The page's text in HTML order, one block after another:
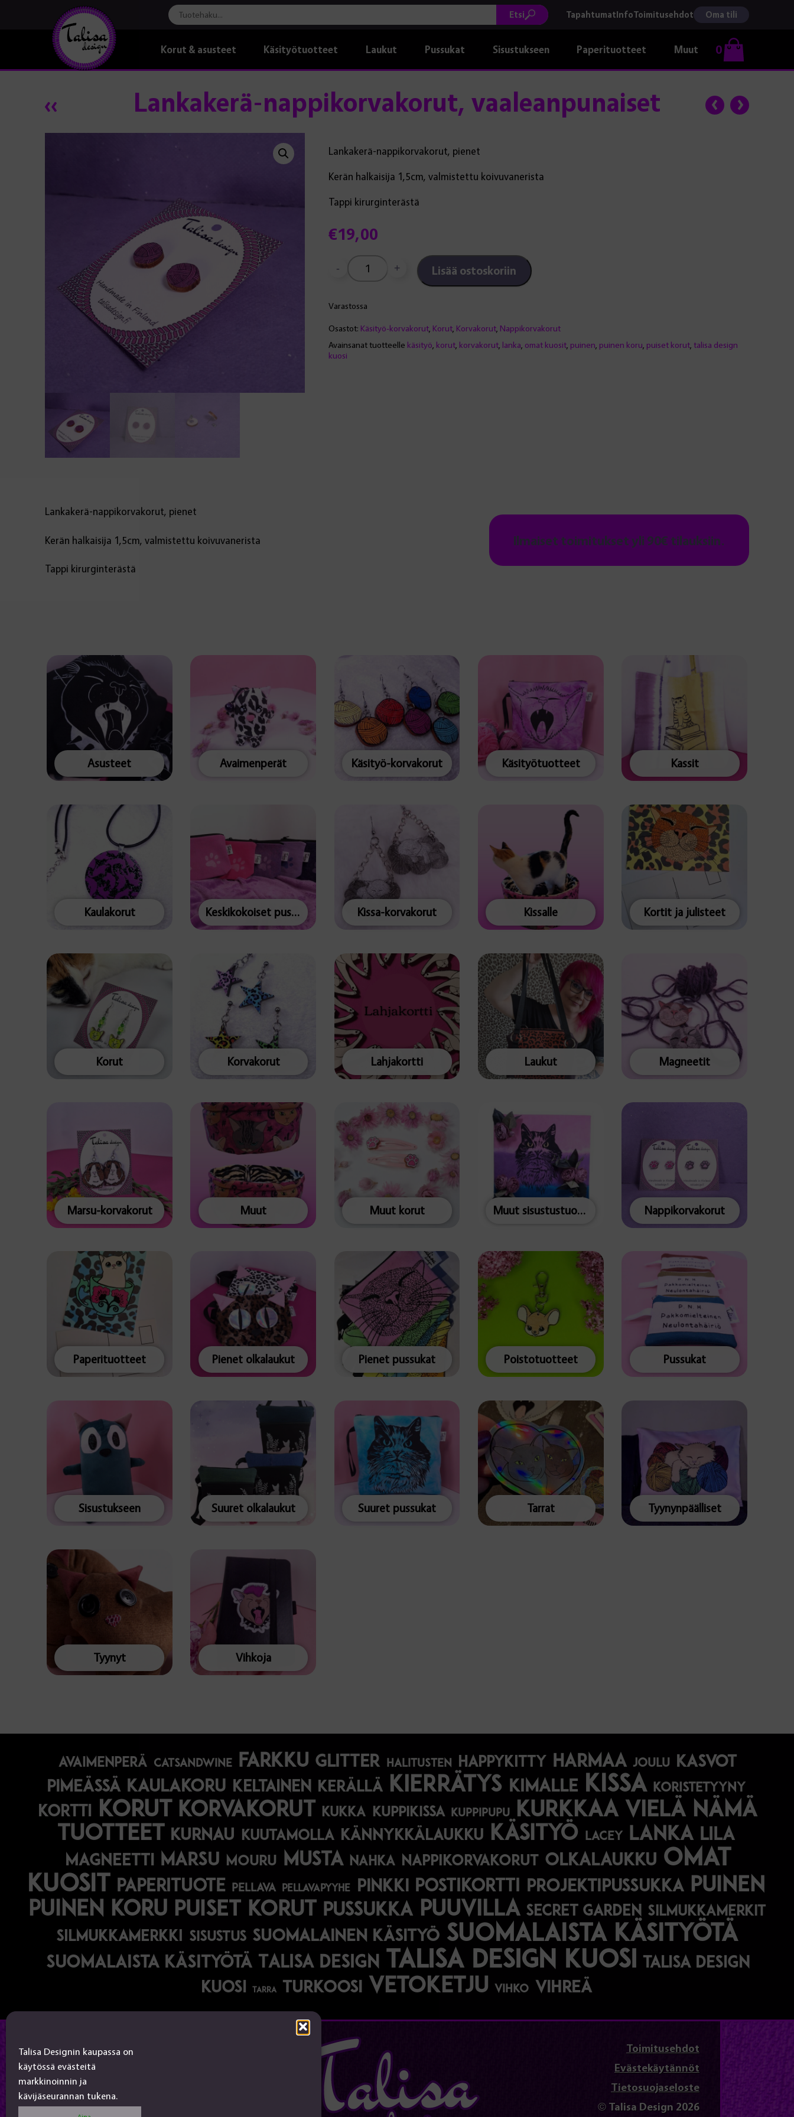
Talisa Designin kaupassa on
käytössä evästeitä
markkinoinnin ja
kävijäseurannan tukena.
Etsi TapahtumatInfoToimitusehdot Oma tili
Korut & asusteet Käsityötuotteet Laukut Pussukat Sisustukseen Paperituotteet Muut 0
Lankakerä-nappikorvakorut, vaaleanpunaiset
€19,00
Lankakerä-nappikorvakorut, pienet
Kerän halkaisija 1,5cm, valmistettu koivuvanerista
Tappi kirurginterästä
Varastossa
-
Lankakerä-
vaaleanpunaiset
+ Lisää ostoskoriin
Osastot: Käsityö-korvakorut, Korut, Korvakorut, Nappikorvakorut
Avainsanat tuotteelle käsityö, korut, korvakorut, lanka, omat kuosit, puinen, puinen koru, puiset korut, talisa design
kuosi
Lankakerä-nappikorvakorut, pienet
Kerän halkaisija 1,5cm, valmistettu koivuvanerista
Tappi kirurginterästä
Ilmaiset toimitukset yli 90€ tilauksiin.
Asusteet Avaimenperät Käsityö-korvakorut Käsityötuotteet Kassit
Kaulakorut Keskikokoiset pussukat Kissa-korvakorut Kissalle Kortit ja julisteet
Korut Korvakorut Lahjakortti Laukut Magneetit
Marsu-korvakorut Muut Muut korut Muut sisustustuotteet Nappikorvakorut
Paperituotteet Pienet olkalaukut Pienet pussukat Poistotuotteet Pussukat
Sisustukseen Suuret olkalaukut Suuret pussukat Tarrat Tyynynpäälliset
Tyynyt Vihkoja
avaimenperä catsandwine farkku glitter halitusten happykitty harmaa joulu
Kasvot
pimeässä kaulakoru keltainen kerällä kierrätys kimalle kissa koristetyyny
kortti korut korvakorut kukka kuppikissa kuppipupu
Kurkkaa vielä nämä
tuotteet
kurnau kuutamolla kännykkälaukku käsityö lacey lanka lila
magneetti marsu mouru musta nahka nappikorvakorut olkalaukku omat
kuosit
paperituote pellava pellavapyyhe pinkki postikortti projektipussukka puinen
puinen koru puiset korut pussukka puuvilla secret garden silmukkamerkit
silmukkamerkki sisustus suomalainen käsityö suomalaista käsityötä
suomalaista käsityötä Talisa Design talisa design kuosi
talisa design
kuosi
tarra turkoosi vetoketju vihko vihreä
Talisa Design
tanjalusua@gmail.com
Toimitusehdot
Evästekäytännöt
Tietosuojaseloste
© Talisa Design 2026